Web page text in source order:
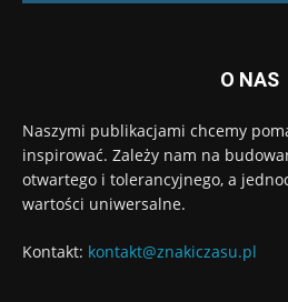
O NAS
Naszymi publikacjami chcemy
inspirować. Zależy nam na
otwartego i tolerancyjnego, a
wartości uniwersalne.
Kontakt: kontakt@znakiczasu.pl